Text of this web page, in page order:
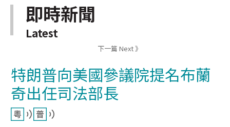
即時新聞
Latest
下一篇 Next 》
特朗普向美國參議院提名布蘭
奇出任司法部長